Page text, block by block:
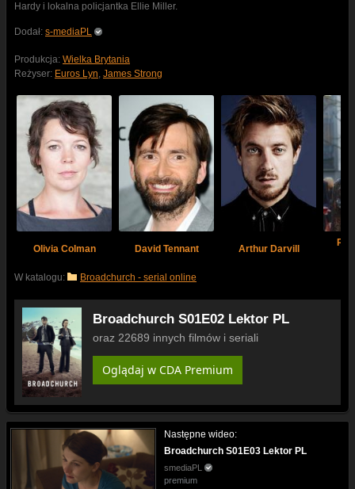
Hardy i lokalna policjantka Ellie Miller.
Dodał: s-mediaPL
Produkcja: Wielka Brytania
Reżyser: Euros Lyn, James Strong
Olivia Colman David Tennant Arthur Darvill
W katalogu: Broadchurch - serial online
Broadchurch S01E02 Lektor PL
oraz 22689 innych filmów i seriali
Oglądaj w CDA Premium
Następne wideo:
Broadchurch S01E03 Lektor PL
smediaPL
premium